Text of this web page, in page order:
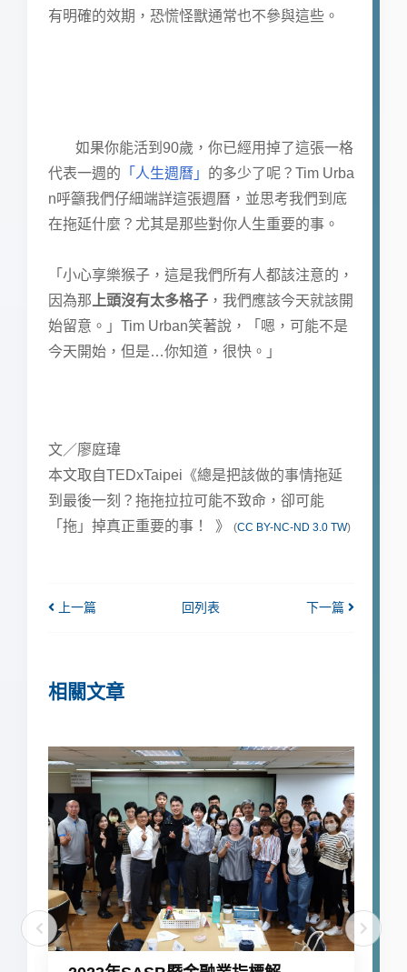
有明確的效期，恐慌怪獸通常也不參與這些。
如果你能活到90歲，你已經用掉了這張一格
代表一週的 「人生週曆」 的多少了呢？Tim Urba
n呼籲我們仔細端詳這張週曆，並思考我們到底
在拖延什麼？尤其是那些對你人生重要的事。
「小心享樂猴子，這是我們所有人都該注意的，
因為那 上頭沒有太多格子 ，我們應該今天就該開
始留意。」Tim Urban笑著說，「嗯，可能不是
今天開始，但是…你知道，很快。」
文／廖庭瑋
本文取自TEDxTaipei《總是把該做的事情拖延
到最後一刻？拖拖拉拉可能不致命，卻可能
「拖」掉真正重要的事！ 》
(CC BY-NC-ND 3.0 TW)
上一篇 回列表 下一篇
相關文章